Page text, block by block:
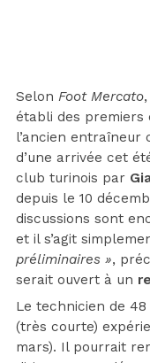
Selon Foot Mercato
établi des premiers
l’ancien entraîneur
d’une arrivée cet
club turinois par
depuis le 10
discussions sont
et il s’agit
préliminaires »,
serait ouvert à un
Le technicien de
(très courte)
mars). Il pourrait